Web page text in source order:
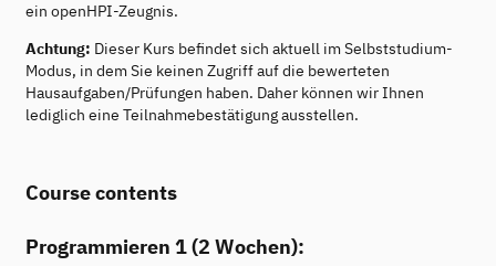
ein openHPI-Zeugnis.
Achtung: Dieser Kurs befindet sich aktuell im Selbststudium-
Modus, in dem Sie keinen Zugriff auf die bewerteten
Hausaufgaben/Prüfungen haben. Daher können wir Ihnen
lediglich eine Teilnahmebestätigung ausstellen.
Course contents
Programmieren 1 (2 Wochen):